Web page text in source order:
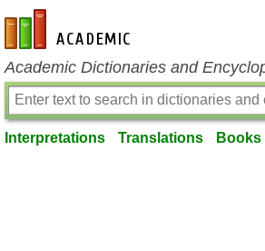
en-academic.com
Academic Dictionaries and
Interpretations Translations Books